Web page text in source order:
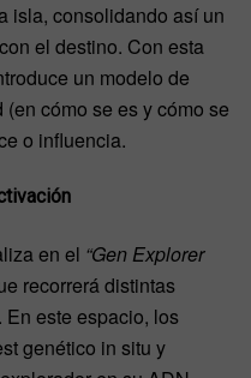
isla, consolidando así un
el destino. Con esta
un modelo de
cómo se es y cómo se
o influencia.
en el “Gen Explorer
recorrerá distintas
este espacio, los
genético in situ y